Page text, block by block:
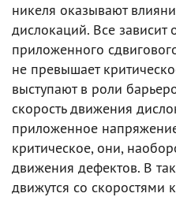
никеля оказывают
дислокаций. Все зависит
приложенного
не превышает
выступают в роли
скорость движения
приложенное
критическое, они,
движения дефектов. В
движутся со скоростями